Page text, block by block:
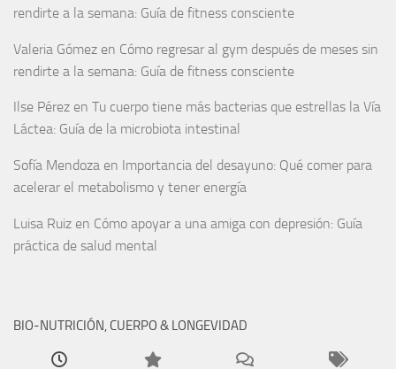
rendirte a la semana: Guía de fitness consciente
Valeria Gómez en Cómo regresar al gym después de meses sin
rendirte a la semana: Guía de fitness consciente
Ilse Pérez en Tu cuerpo tiene más bacterias que estrellas la Vía
Láctea: Guía de la microbiota intestinal
Sofía Mendoza en Importancia del desayuno: Qué comer para
acelerar el metabolismo y tener energía
Luisa Ruiz en Cómo apoyar a una amiga con depresión: Guía
práctica de salud mental
BIO-NUTRICIÓN, CUERPO & LONGEVIDAD